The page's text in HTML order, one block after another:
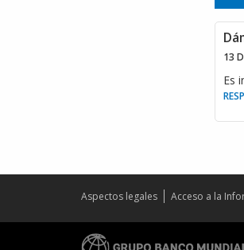
13
Es
Aspectos legales Acceso a la